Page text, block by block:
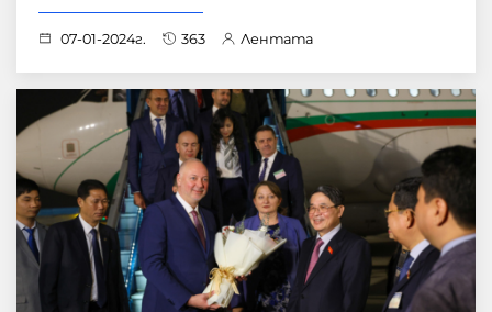
07-01-2024г. 363 Лентата